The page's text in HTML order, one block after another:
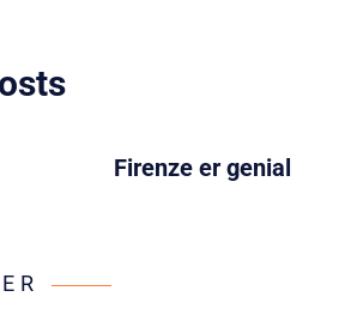
Firenze er genial